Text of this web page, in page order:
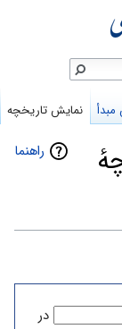
راهنما
در
نمایش تاریخچه